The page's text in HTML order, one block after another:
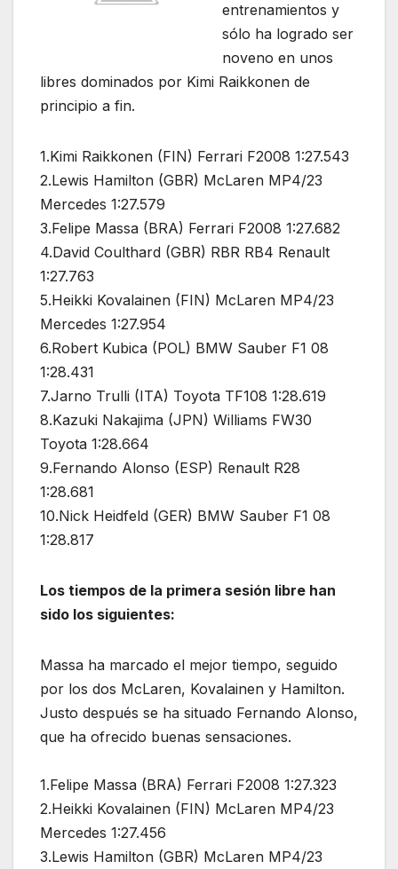
entrenamientos y
sólo ha logrado ser
noveno en unos
libres dominados por Kimi Raikkonen de
principio a fin.
1.Kimi Raikkonen (FIN) Ferrari F2008 1:27.543
2.Lewis Hamilton (GBR) McLaren MP4/23
Mercedes 1:27.579
3.Felipe Massa (BRA) Ferrari F2008 1:27.682
4.David Coulthard (GBR) RBR RB4 Renault
1:27.763
5.Heikki Kovalainen (FIN) McLaren MP4/23
Mercedes 1:27.954
6.Robert Kubica (POL) BMW Sauber F1 08
1:28.431
7.Jarno Trulli (ITA) Toyota TF108 1:28.619
8.Kazuki Nakajima (JPN) Williams FW30
Toyota 1:28.664
9.Fernando Alonso (ESP) Renault R28
1:28.681
10.Nick Heidfeld (GER) BMW Sauber F1 08
1:28.817
Los tiempos de la primera sesión libre han
sido los siguientes:
Massa ha marcado el mejor tiempo, seguido
por los dos McLaren, Kovalainen y Hamilton.
Justo después se ha situado Fernando Alonso,
que ha ofrecido buenas sensaciones.
1.Felipe Massa (BRA) Ferrari F2008 1:27.323
2.Heikki Kovalainen (FIN) McLaren MP4/23
Mercedes 1:27.456
3.Lewis Hamilton (GBR) McLaren MP4/23